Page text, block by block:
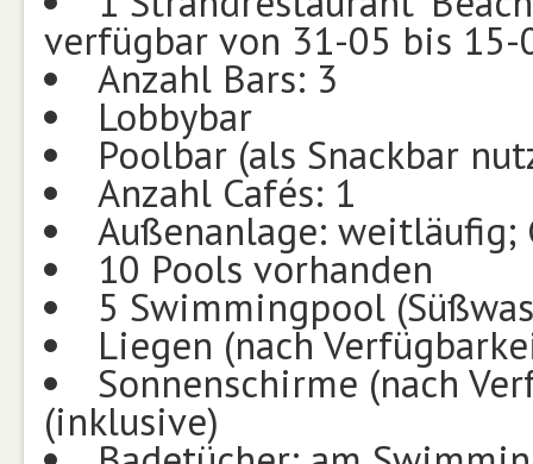
verfügbar von 31-05 bis 15-
Anzahl Bars: 3
Lobbybar
Poolbar (als Snackbar
Anzahl Cafés: 1
Außenanlage: weitläufig;
10 Pools vorhanden
5 Swimmingpool
Liegen (nach
Sonnenschirme (nach
(inklusive)